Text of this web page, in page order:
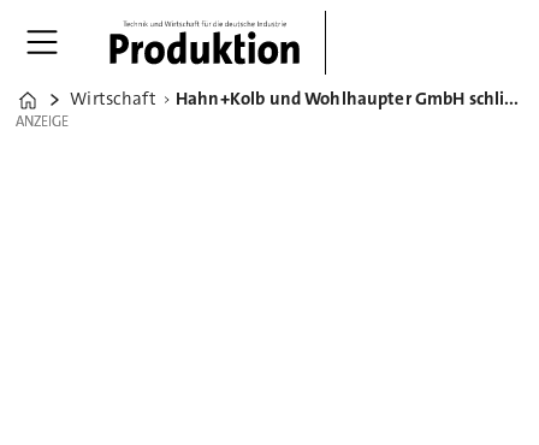
Home
Wirtschaft Hahn+Kolb und Wohlhaupter GmbH schließen strategische Partnerschaft
ANZEIGE
ANZEIGE